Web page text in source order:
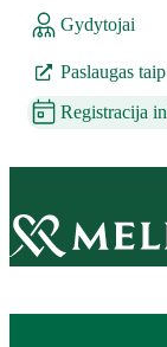
Gydytojai
Paslaugas
Registracija